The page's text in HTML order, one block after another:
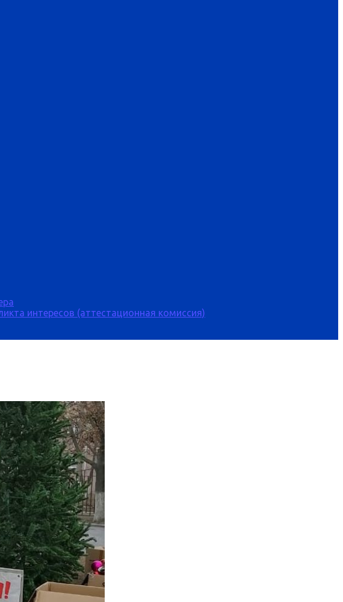
интересов (аттестационная комиссия)